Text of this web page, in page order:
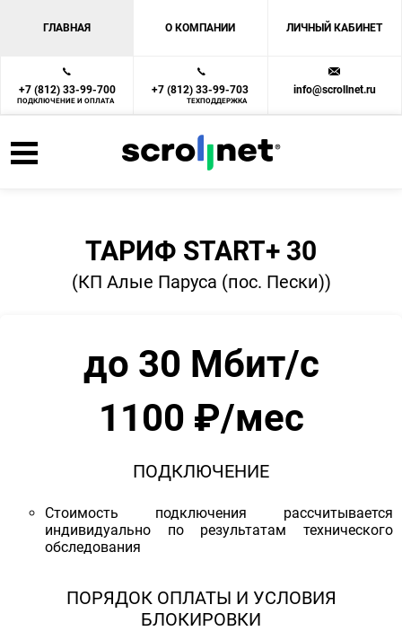
ГЛАВНАЯ О КОМПАНИИ ЛИЧНЫЙ КАБИНЕТ
+7 (812) 33-99-700
ПОДКЛЮЧЕНИЕ И ОПЛАТА
+7 (812) 33-99-703
ТЕХПОДДЕРЖКА
info@scrollnet.ru
ТАРИФ START+ 30
(КП Алые Паруса (пос. Пески))
до 30 Мбит/с
1100 ₽/мес
ПОДКЛЮЧЕНИЕ
Стоимость подключения рассчитывается
индивидуально по результатам технического
обследования
ПОРЯДОК ОПЛАТЫ И УСЛОВИЯ
БЛОКИРОВКИ